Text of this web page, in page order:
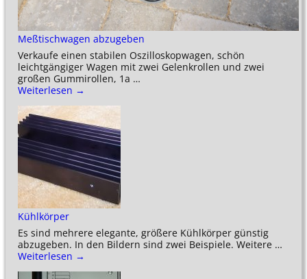
Meßtischwagen abzugeben
Verkaufe einen stabilen Oszilloskopwagen, schön
leichtgängiger Wagen mit zwei Gelenkrollen und zwei
großen Gummirollen, 1a …
Weiterlesen →
Kühlkörper
Es sind mehrere elegante, größere Kühlkörper günstig
abzugeben. In den Bildern sind zwei Beispiele. Weitere …
Weiterlesen →